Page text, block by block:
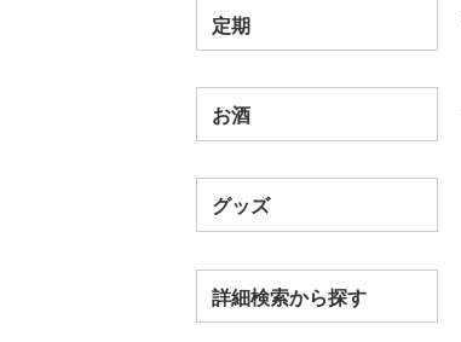
定期
お酒
グッズ
詳細検索から探す